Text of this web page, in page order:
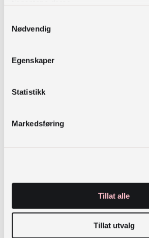
Nødvendig
Egenskaper
Statistikk
Markedsføring
Tillat alle
Tillat utvalg
formidlingen. Dette blir også
mer tilgjengelige, samtidig også
brukbare for alle andre
Inkluderende språk
Innslag nr. 11 på Dagsrevyen 22.11.21
Innslag nr. 10 på Dagsrevyen 24.02.21